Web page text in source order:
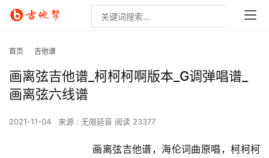
首页 吉他谱
画离弦吉他谱_柯柯柯啊版本_G调弹唱谱_
画离弦六线谱
2021-11-04 来源 : 无限延音 阅读 23377
画离弦吉他谱，海伦词曲原唱，柯柯柯